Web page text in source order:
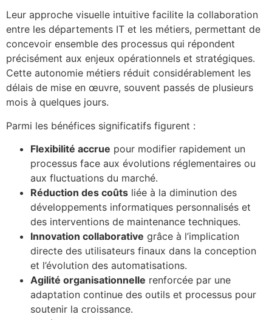
Leur approche visuelle intuitive facilite la collaboration
entre les départements IT et les métiers, permettant de
concevoir ensemble des processus qui répondent
précisément aux enjeux opérationnels et stratégiques.
Cette autonomie métiers réduit considérablement les
délais de mise en œuvre, souvent passés de plusieurs
mois à quelques jours.
Parmi les bénéfices significatifs figurent :
Flexibilité accrue pour modifier rapidement un
processus face aux évolutions réglementaires ou
aux fluctuations du marché.
Réduction des coûts liée à la diminution des
développements informatiques personnalisés et
des interventions de maintenance techniques.
Innovation collaborative grâce à l’implication
directe des utilisateurs finaux dans la conception
et l’évolution des automatisations.
Agilité organisationnelle renforcée par une
adaptation continue des outils et processus pour
soutenir la croissance.